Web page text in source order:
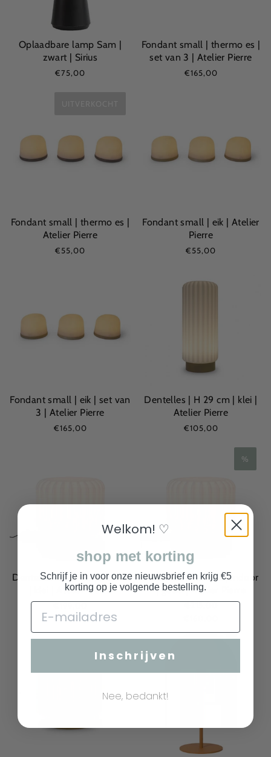
Oplaadbare lamp Sam |
zwart | Sirius
€75,00
Fondant small | thermo es |
set van 3 | Atelier Pierre
€165,00
Fondant small | thermo es |
Atelier Pierre
€55,00
Fondant small | eik | Atelier
Pierre
€55,00
Fondant small | eik | set van
3 | Atelier Pierre
€165,00
Dentelles | H 29 cm | klei |
Atelier Pierre
€105,00
Dentelles Wide XL | indoor
| klei | Atelier Pierre
%
Dentelles Wide XL | indoor
| goud | Atelier Pierre
€215,00
Welkom! ♡
shop met korting
Schrijf je in voor onze nieuwsbrief en krijg €5
korting op je volgende bestelling.
Inschrijven
Nee, bedankt!